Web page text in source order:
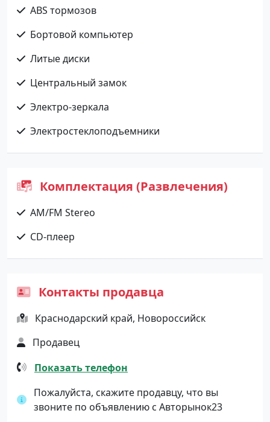
ABS тормозов
Бортовой компьютер
Литые диски
Центральный замок
Электро-зеркала
Электростеклоподъемники
Комплектация (Развлечения)
AM/FM Stereo
CD-плеер
Контакты продавца
Краснодарский край, Новороссийск
Продавец
Показать телефон
Пожалуйста, скажите продавцу, что вы
звоните по объявлению с Авторынок23